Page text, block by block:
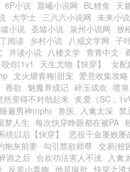
8P小说 晨曦小说网 BL鲤鱼
天
大学士 三六六小说网 未来小
小说 圣墟小说 泉州小说网 放
阅读 乡村小说 八戒文学网 子
并读小说 八楼文学 青青中文
咬你|1v1 天生尤物【快穿】
女配
文火煨青梅|甜宠 爱意收集攻略
香欲 魅魔养成记 碎玉成欢 喷
然变得不对劲起来 炙爱（SC，
遍男神(nph) 兽医 入禽太深 禁
梦人生 每次快穿睁眼都在被PA
以后【快穿】 恶役千金屡败屡
炮灰前妻 勾引禁欲师尊 交易|校
酒之后 合欢功法害人不浅 入禽
反差小青梅 他是疯批 快穿之渣